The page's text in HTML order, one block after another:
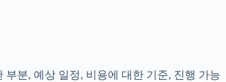
분, 예상 일정, 비용에 대한 기준, 진행 가능